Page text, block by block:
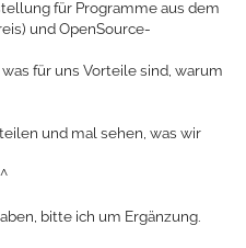
für Programme aus dem
und OpenSource-
für uns Vorteile sind, warum
und mal sehen, was wir
bitte ich um Ergänzung.